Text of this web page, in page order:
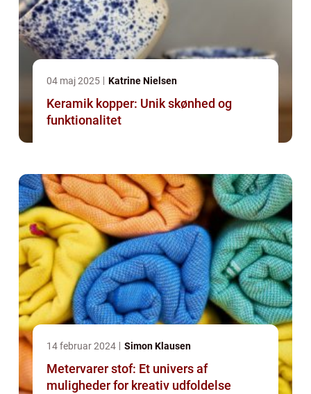
04 maj 2025 Katrine Nielsen
Keramik kopper: Unik skønhed og
funktionalitet
14 februar 2024 Simon Klausen
Metervarer stof: Et univers af
muligheder for kreativ udfoldelse